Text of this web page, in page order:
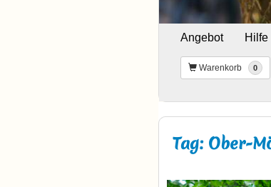
Angebot Hilfe
Warenkorb 0
Tag: Ober-